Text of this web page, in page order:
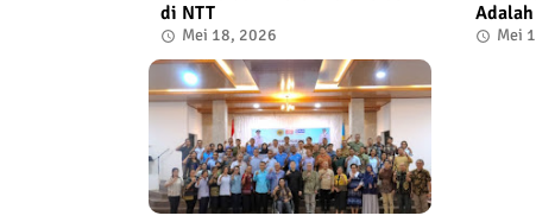
di NTT
Mei 18, 2026 Mei